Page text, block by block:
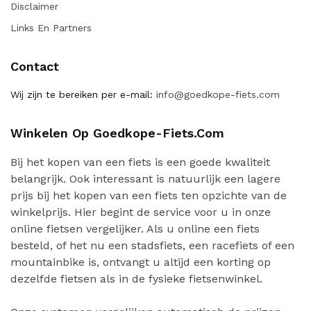
Disclaimer
Links En Partners
Contact
Wij zijn te bereiken per e-mail: info@goedkope-fiets.com
Winkelen Op Goedkope-Fiets.com
Bij het kopen van een fiets is een goede kwaliteit
belangrijk. Ook interessant is natuurlijk een lagere
prijs bij het kopen van een fiets ten opzichte van de
winkelprijs. Hier begint de service voor u in onze
online fietsen vergelijker. Als u online een fiets
besteld, of het nu een stadsfiets, een racefiets of een
mountainbike is, ontvangt u altijd een korting op
dezelfde fietsen als in de fysieke fietsenwinkel.